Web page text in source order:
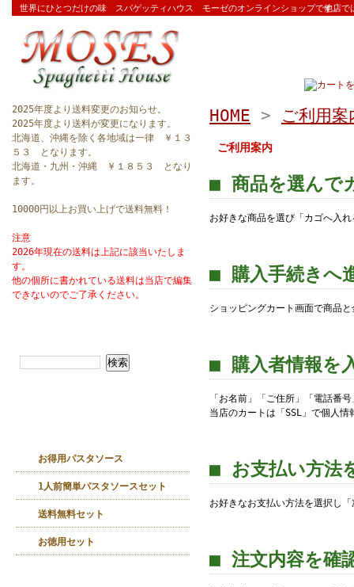
世界にひとつだけの味 スパゲッティハウス モーゼのオンラインショップです。
他店で
2025年度より送料変更のお知らせ。
2025年度より送料が変更になります。
北海道、沖縄を除く各地域は一律 ￥１３
５３ となります。
北海道・九州・沖縄 ￥１８５３ となり
ます。
10000円以上お買い上げで送料無料！
注意
2026年現在の送料は上記に該当いたしま
す。
他の個所に書かれている送料は当店で編集
できないのでご了承ください。
お得用パスタソース
1人前簡単パスタソースセット
送料無料セット
お徳用セット
HOME > ご利用案
ご利用案内
■ 商品を選んで
お好きな商品を選び「カゴへ入
■ 購入手続きへ
ショッピングカート画面で商品
■ 購入者情報を
「お名前」「ご住所」「電話番
当店のカートは「SSL」で個人
■ お支払い方法
お好きなお支払い方法を選択し
■ 注文内容を確